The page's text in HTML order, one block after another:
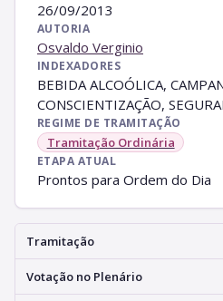
26/09/2013
AUTORIA
Osvaldo Verginio
INDEXADORES
BEBIDA ALCOÓLICA,
CONSCIENTIZAÇÃO,
REGIME DE TRAMITAÇÃO
Tramitação Ordinária
ETAPA ATUAL
Prontos para Ordem do Dia
Tramitação
Votação no Plenário